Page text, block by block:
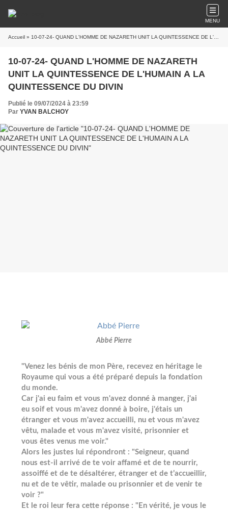
MENU
Accueil » 10-07-24- QUAND L'HOMME DE NAZARETH UNIT LA QUINTESSENCE DE L'HUMAIN A LA QUINTESSENCE DU DIVIN
10-07-24- QUAND L'HOMME DE NAZARETH
UNIT LA QUINTESSENCE DE L'HUMAIN A LA
QUINTESSENCE DU DIVIN
Publié le 09/07/2024 à 23:59
Par YVAN BALCHOY
Abbé Pierre
"Venez les bénis de mon Père, recevez en héritage le
Royaume qui vous a été préparé depuis la fondation
du monde.
Car j'ai eu faim et vous m'avez donné à manger, j'ai
eu soif et vous m'avez donné à boire, j'étais un
étranger et vous m'avez accueilli, nu et vous m'avez
vêtu, malade et vous m'avez visité, prisonnier et
vous êtes venus me voir."
Alors les justes lui répondront : "Seigneur, quand
nous est-il arrivé de te voir affamé et de te nourrir,
assoiffé et de te désaltérer, étranger et de t’accueillir,
nu et de te vêtir, malade ou prisonnier et de venir te
voir ?"
Et le roi leur fera cette réponse : "En vérité, je vous le